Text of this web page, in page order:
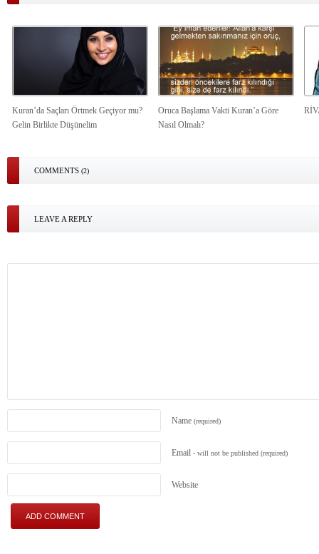
Kuran’da Saçları Örtmek Geçiyor mu?
Gelin Birlikte Düşünelim
Oruca Başlama Vakti Kuran’a Göre
Nasıl Olmalı?
COMMENTS (2)
LEAVE A REPLY
Name (required)
Email - will not be published (required)
Website